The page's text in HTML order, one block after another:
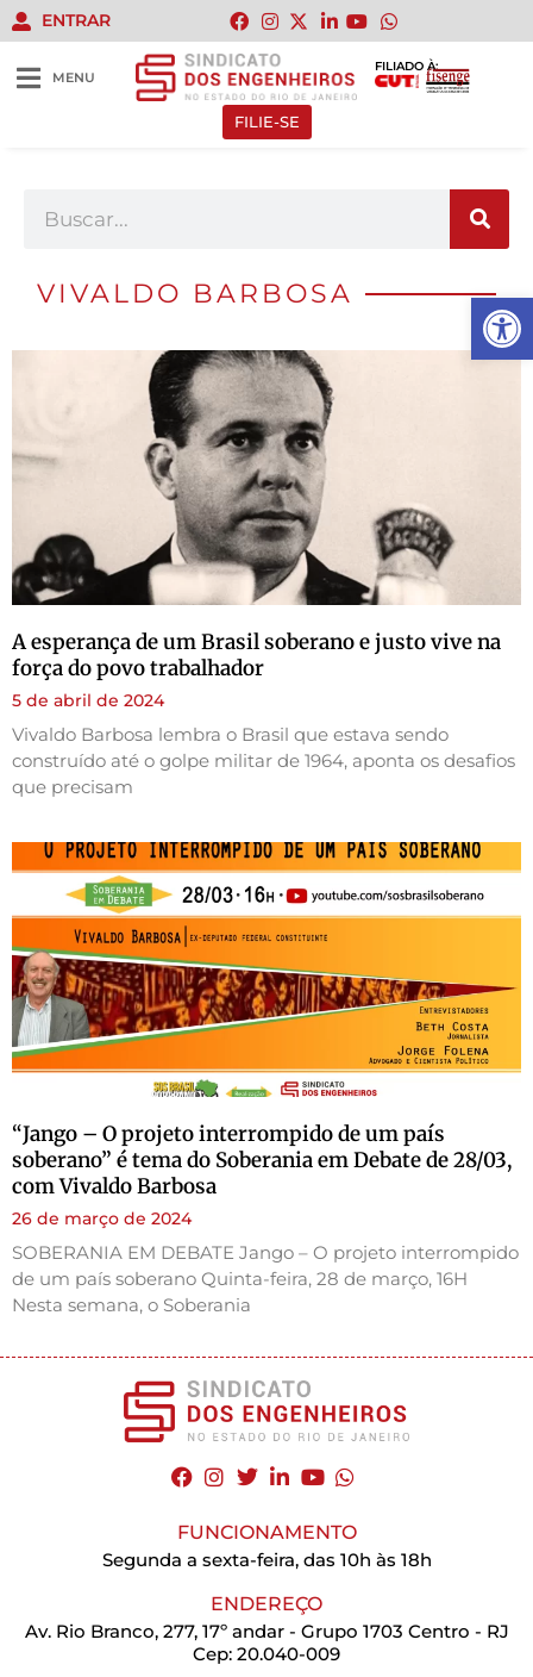
Abrir
ENTRAR
MENU
FILIADO À:
FILIE-SE
VIVALDO BARBOSA
A esperança de um Brasil soberano e justo vive na
força do povo trabalhador
5 de abril de 2024
Vivaldo Barbosa lembra o Brasil que estava sendo
construído até o golpe militar de 1964, aponta os desafios
que precisam
“Jango – O projeto interrompido de um país
soberano” é tema do Soberania em Debate de 28/03,
com Vivaldo Barbosa
26 de março de 2024
SOBERANIA EM DEBATE Jango – O projeto interrompido
de um país soberano Quinta-feira, 28 de março, 16H
Nesta semana, o Soberania
FUNCIONAMENTO
Segunda a sexta-feira, das 10h às 18h
ENDEREÇO
Av. Rio Branco, 277, 17º andar - Grupo 1703 Centro - RJ
Cep: 20.040-009